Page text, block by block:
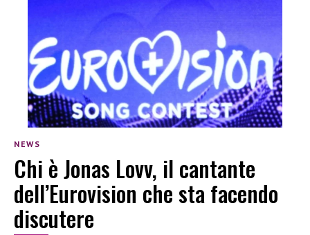
NEWS
Chi è Jonas Lovv, il cantante
dell’Eurovision che sta facendo
discutere